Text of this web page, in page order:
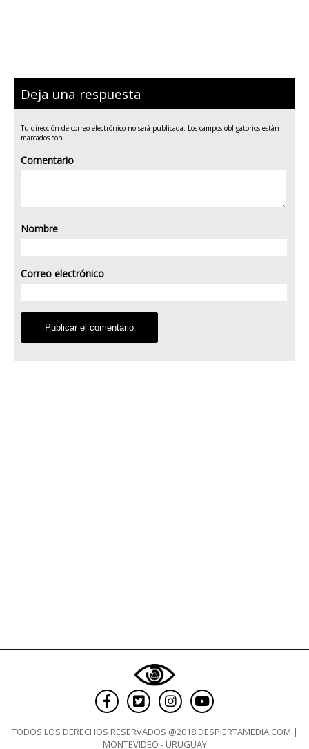
Deja una respuesta
Tu dirección de correo electrónico no será publicada. Los campos obligatorios están
marcados con
Comentario
Nombre
Correo electrónico
TODOS LOS DERECHOS RESERVADOS @2018 DESPIERTAMEDIA.COM |
MONTEVIDEO - URUGUAY